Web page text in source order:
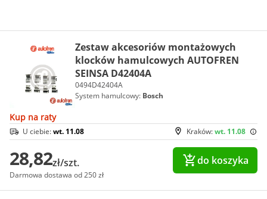
Zestaw akcesoriów montażowych
klocków hamulcowych AUTOFREN
SEINSA D42404A
0494D42404A
System hamulcowy: Bosch
Kup na raty
Kraków:wt. 11.08
U ciebie:wt. 11.08
28,82zł/szt.
Darmowa dostawa od 250 zł
do koszyka